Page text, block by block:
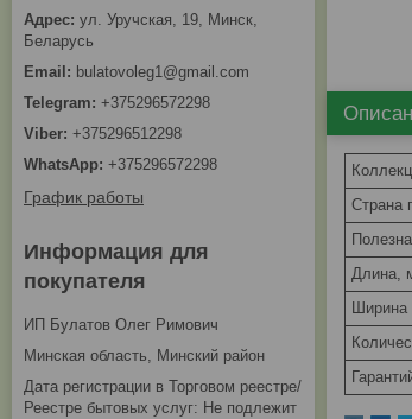
Страна
Длина,
ул. Уручская, 19, Минск,
Беларусь
bulatovoleg1@gmail.com
+375296572298
+375296512298
+375296572298
График работы
Информация для
покупателя
ИП Булатов Олег Римович
Минская область, Минский район
Дата регистрации в Торговом реестре/
Реестре бытовых услуг: Не подлежит